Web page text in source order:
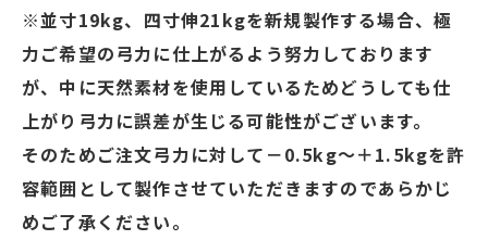
※並寸19kg、四寸伸21kgを新規製作する場合、極
力ご希望の弓力に仕上がるよう努力しております
が、中に天然素材を使用しているためどうしても仕
上がり弓力に誤差が生じる可能性がございます。
そのためご注文弓力に対して－0.5kg～＋1.5kgを許
容範囲として製作させていただきますのであらかじ
めご了承ください。